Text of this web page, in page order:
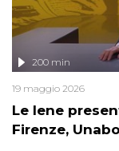
Le Iene
Firenze,
200 min
19 maggio 2026